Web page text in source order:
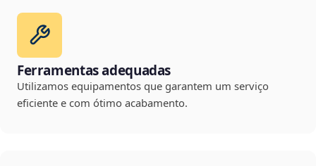
Ferramentas adequadas
Utilizamos equipamentos que garantem um serviço
eficiente e com ótimo acabamento.